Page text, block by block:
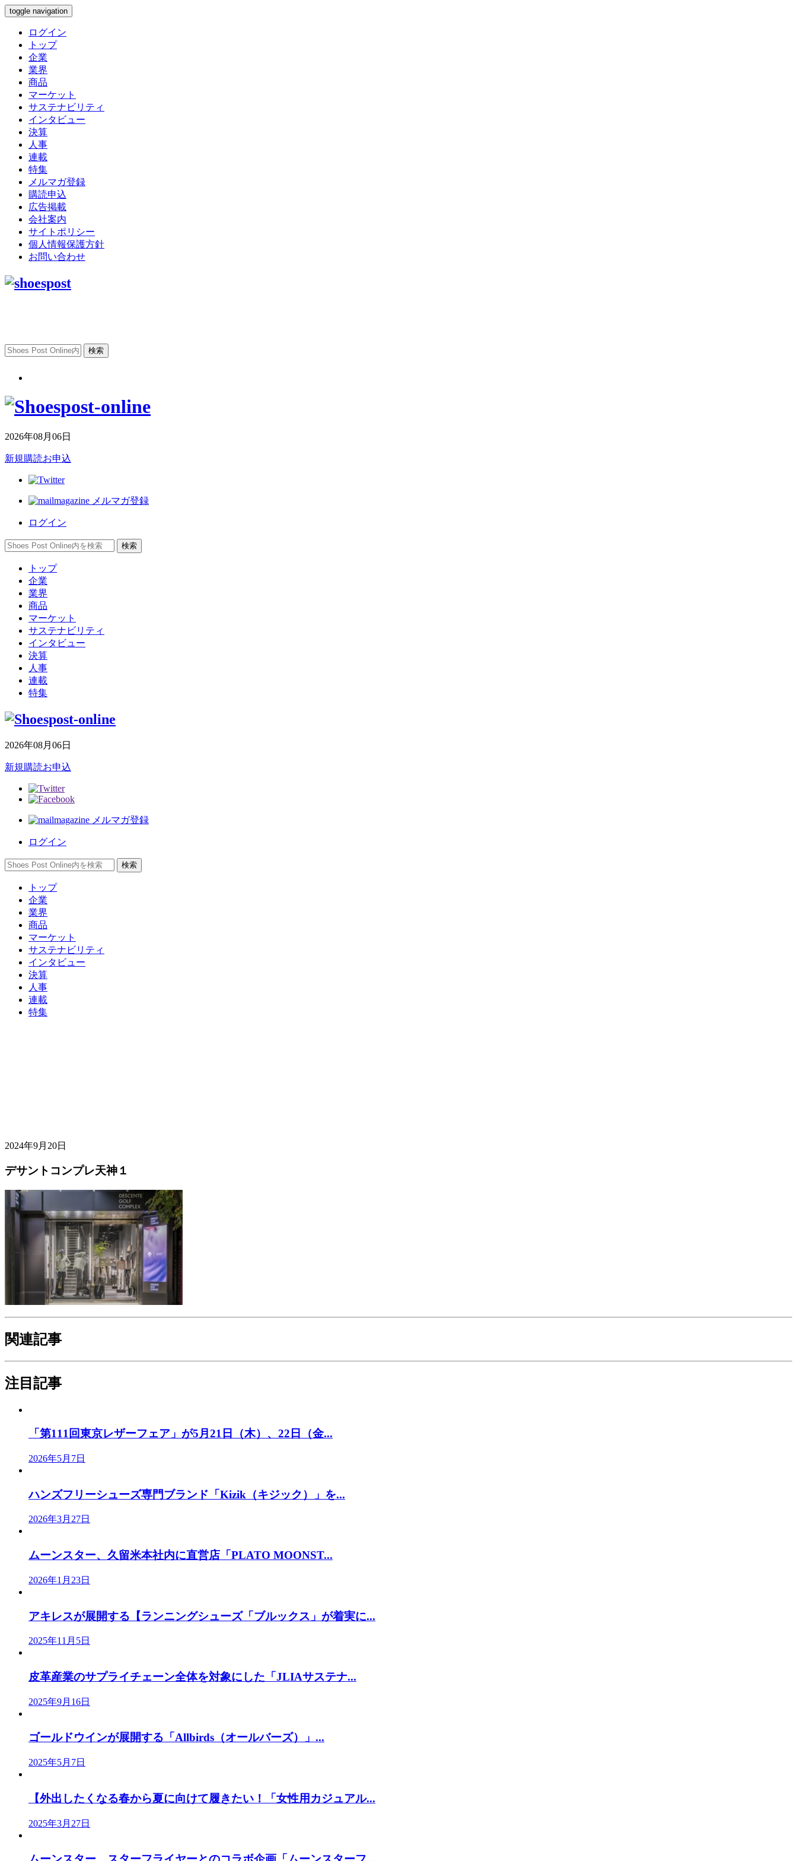
toggle navigation
ログイン
トップ
企業
業界
商品
マーケット
サステナビリティ
インタビュー
決算
人事
連載
特集
メルマガ登録
購読申込
広告掲載
会社案内
サイトポリシー
個人情報保護方針
お問い合わせ
2026年08月06日
新規購読お申込
メルマガ登録
ログイン
トップ
企業
業界
商品
マーケット
サステナビリティ
インタビュー
決算
人事
連載
特集
2026年08月06日
新規購読お申込
メルマガ登録
ログイン
トップ
企業
業界
商品
マーケット
サステナビリティ
インタビュー
決算
人事
連載
特集
2024年9月20日
デサントコンプレ天神１
関連記事
注目記事
「第111回東京レザーフェア」が5月21日（木）、22日（金...
2026年5月7日
ハンズフリーシューズ専門ブランド「Kizik（キジック）」を...
2026年3月27日
ムーンスター、久留米本社内に直営店「PLATO MOONST...
2026年1月23日
アキレスが展開する【ランニングシューズ「ブルックス」が着実に...
2025年11月5日
皮革産業のサプライチェーン全体を対象にした「JLIAサステナ...
2025年9月16日
ゴールドウインが展開する「Allbirds（オールバーズ）」...
2025年5月7日
【外出したくなる春から夏に向けて履きたい！「女性用カジュアル...
2025年3月27日